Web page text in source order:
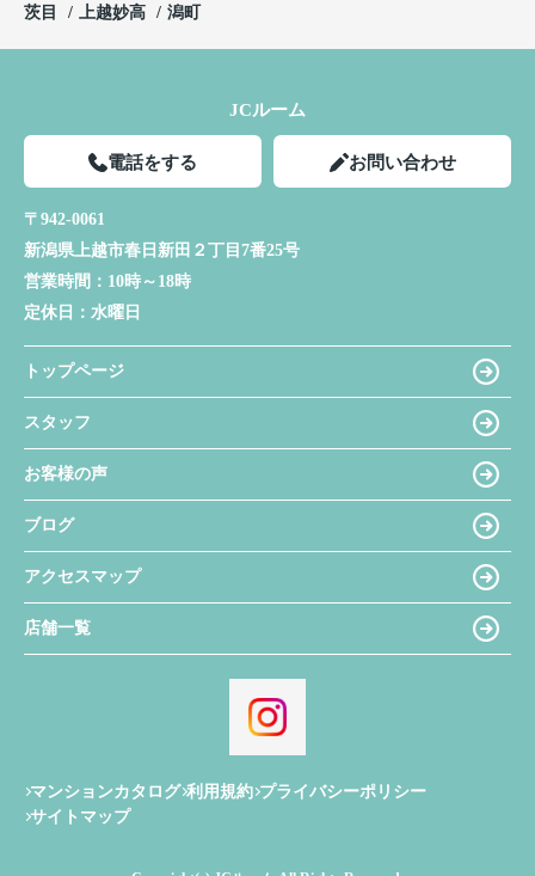
茨目
上越妙高 潟町
JCルーム
電話をする お問い合わせ
〒942-0061
新潟県上越市春日新田２丁目7番25号
営業時間： 10時～18時
定休日： 水曜日
トップページ
スタッフ
お客様の声
ブログ
アクセスマップ
店舗一覧
マンションカタログ 利用規約 プライバシーポリシー
サイトマップ